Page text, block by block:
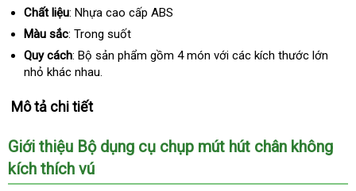
hàng
Chất liệu: Nhựa cao cấp ABS
Màu sắc: Trong suốt
Quy cách: Bộ sản phẩm gồm 4 món siêu
với đã
các kích thước lớn
nhỏ khác nhau.
Mô tả chi tiết
Giới thiệu Bộ dụng cụ chụp mút hút chân không
kích thích vú